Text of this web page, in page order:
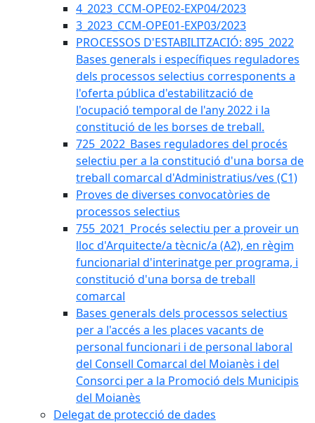
4_2023_CCM-OPE02-EXP04/2023
3_2023_CCM-OPE01-EXP03/2023
PROCESSOS D'ESTABILITZACIÓ: 895_2022
Bases generals i específiques reguladores
dels processos selectius corresponents a
l'oferta pública d'estabilització de
l'ocupació temporal de l'any 2022 i la
constitució de les borses de treball.
725_2022_Bases reguladores del procés
selectiu per a la constitució d'una borsa de
treball comarcal d'Administratius/ves (C1)
Proves de diverses convocatòries de
processos selectius
755_2021_Procés selectiu per a proveir un
lloc d'Arquitecte/a tècnic/a (A2), en règim
funcionarial d'interinatge per programa, i
constitució d'una borsa de treball
comarcal
Bases generals dels processos selectius
per a l'accés a les places vacants de
personal funcionari i de personal laboral
del Consell Comarcal del Moianès i del
Consorci per a la Promoció dels Municipis
del Moianès
Delegat de protecció de dades